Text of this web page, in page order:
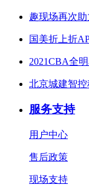
趣现场再次
国美折上折
2021CBA全
北京城建智控
服务支持
用户中心
售后政策
现场支持